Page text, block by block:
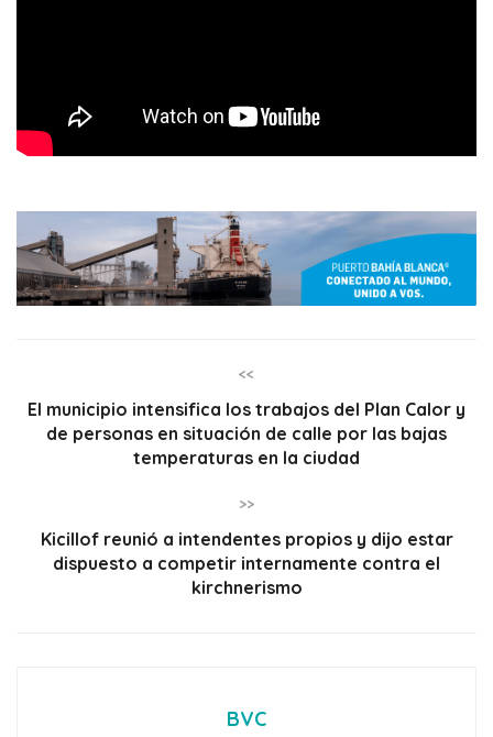
<<
El municipio intensifica los trabajos del Plan Calor y
de personas en situación de calle por las bajas
temperaturas en la ciudad
>>
Kicillof reunió a intendentes propios y dijo estar
dispuesto a competir internamente contra el
kirchnerismo
BVC